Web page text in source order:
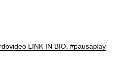
LINK IN BIO. #pausaplay